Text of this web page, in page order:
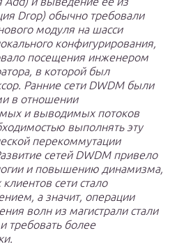
Drop) обычно требовали
модуля на шасси
конфигурирования,
посещения инженером
в которой был
Ранние сети DWDM были
в отношении
и выводимых потоков
выполнять эту
перекоммутации
сетей DWDM привело
и повышению динамизма,
сети стало
а значит, операции
волн из магистрали стали
требовать более